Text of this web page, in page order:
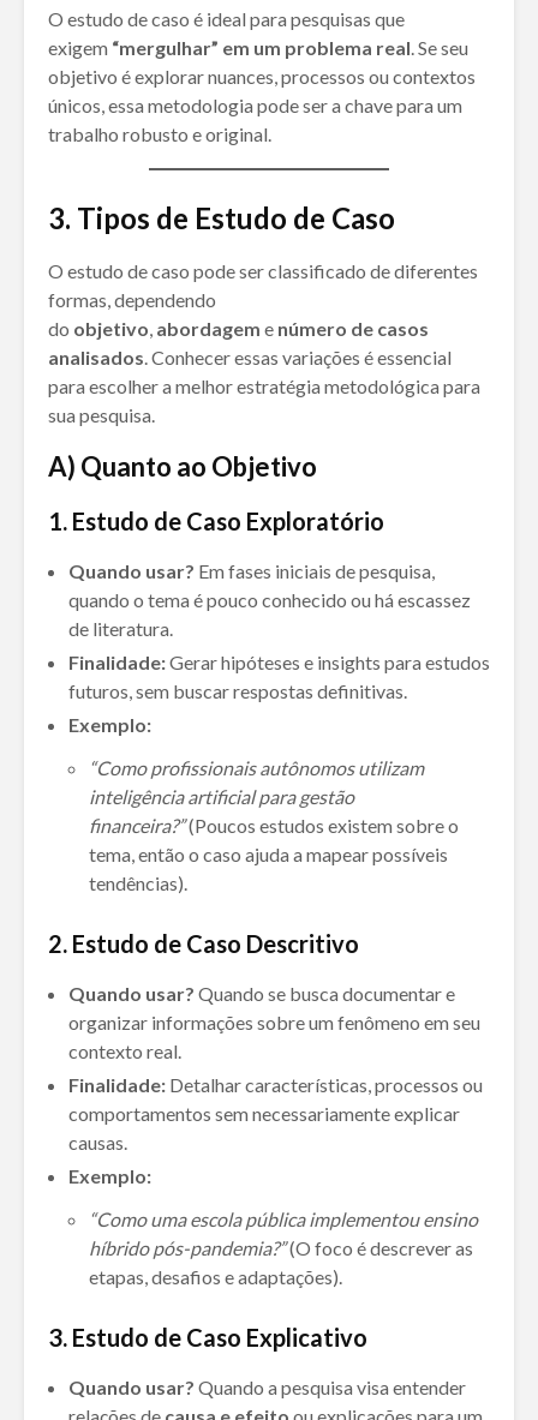
O estudo de caso é ideal para pesquisas que
exigem “mergulhar” em um problema real. Se seu
objetivo é explorar nuances, processos ou contextos
únicos, essa metodologia pode ser a chave para um
trabalho robusto e original.
3. Tipos de Estudo de Caso
O estudo de caso pode ser classificado de diferentes
formas, dependendo
do objetivo, abordagem e número de casos
analisados. Conhecer essas variações é essencial
para escolher a melhor estratégia metodológica para
sua pesquisa.
A) Quanto ao Objetivo
1. Estudo de Caso Exploratório
Quando usar? Em fases iniciais de pesquisa,
quando o tema é pouco conhecido ou há escassez
de literatura.
Finalidade:Gerar hipóteses e insights para estudos
futuros, sem buscar respostas definitivas.
Exemplo:
“Como profissionais autônomos utilizam
inteligência artificial para gestão
financeira?”(Poucos estudos existem sobre o
tema, então o caso ajuda a mapear possíveis
tendências).
2. Estudo de Caso Descritivo
Quando usar? Quando se busca documentar e
organizar informações sobre um fenômeno em seu
contexto real.
Finalidade: Detalhar características, processos ou
comportamentos sem necessariamente explicar
causas.
Exemplo:
“Como uma escola pública implementou ensino
híbrido pós-pandemia?”(O foco é descrever as
etapas, desafios e adaptações).
3. Estudo de Caso Explicativo
Quando usar? Quando a pesquisa visa entender